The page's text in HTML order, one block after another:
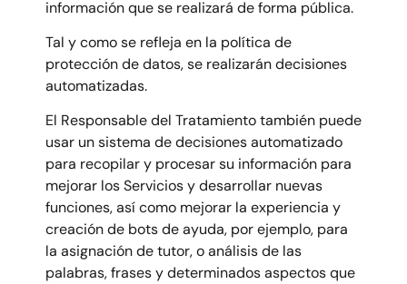
información que se realizará de forma pública.
Tal y como se refleja en la política de
protección de datos, se realizarán decisiones
automatizadas.
El Responsable del Tratamiento también puede
usar un sistema de decisiones automatizado
para recopilar y procesar su información para
mejorar los Servicios y desarrollar nuevas
funciones, así como mejorar la experiencia y
creación de bots de ayuda, por ejemplo, para
la asignación de tutor, o análisis de las
palabras, frases y determinados aspectos que